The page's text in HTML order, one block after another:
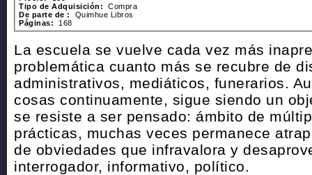
Tipo de Adquisición:
Compra
De parte de :
Quimhue Libros
Páginas:
168
La escuela se vuelve cada vez más
problemática cuanto más se recubre de
administrativos, mediáticos, funerarios.
cosas continuamente, sigue siendo un
se resiste a ser pensado: ámbito de
prácticas, muchas veces permanece
de obviedades que infravalora y
interrogador, informativo, político.